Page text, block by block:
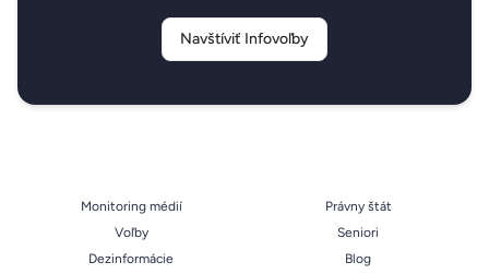
Navštíviť Infovoľby
Monitoring médií
Voľby
Dezinformácie
Právny štát
Seniori
Blog